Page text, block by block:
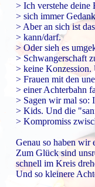
> Ich verstehe deine
> sich immer
> Aber an sich ist
> kann/darf.
> Oder sieh es
> Schwangerschaft
> keine
> Frauen mit den
> einer Achterbahn
> Sagen wir mal so:
> Kids. Und die
> Kompromiss
Genau so haben wir
Zum Glück sind
schnell im Kreis
Und so kleinere